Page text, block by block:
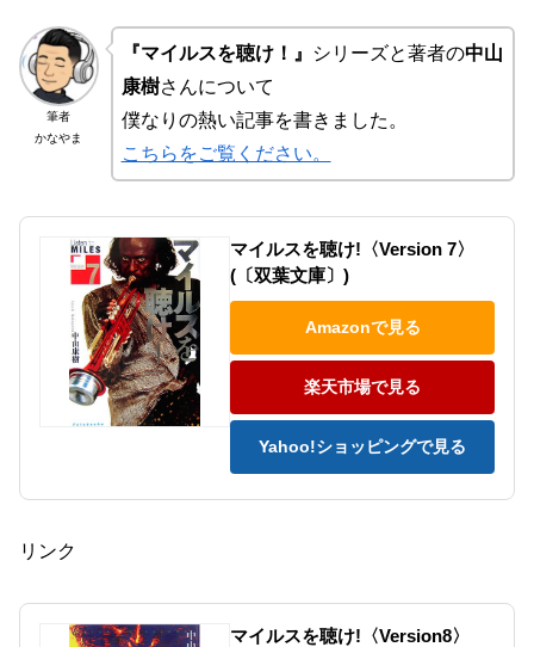
筆者
かなやま
『マイルスを聴け！』 シリーズと著者の中山
康樹さんについて
僕なりの熱い記事を書きました。
こちらをご覧ください。
マイルスを聴け!〈Version 7〉
(〔双葉文庫〕)
Amazonで見る
楽天市場で見る
Yahoo!ショッピングで見る
リンク
マイルスを聴け!〈Version8〉